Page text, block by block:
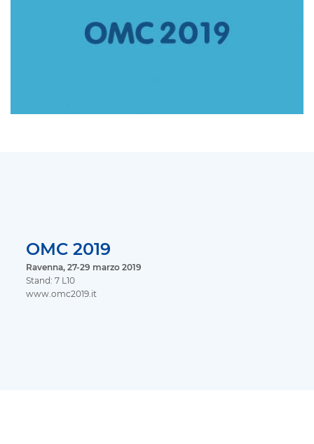
OMC 2019
Ravenna, 27-29 marzo 2019
Stand: 7 L10
www.omc2019.it